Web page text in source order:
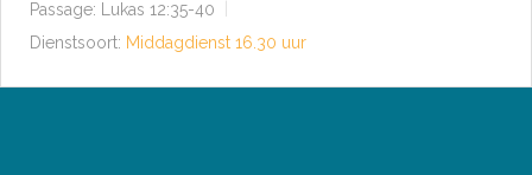
Passage: Lukas 12:35-40
Dienstsoort: Middagdienst 16.30 uur